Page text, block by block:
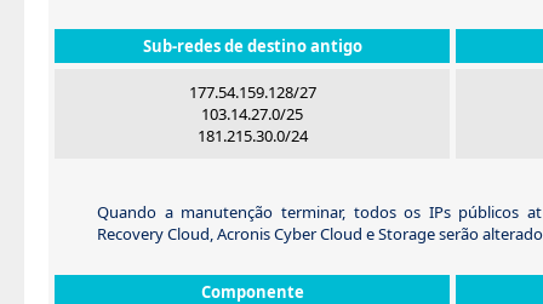
Sub-redes de destino antigo
177.54.159.128/27
103.14.27.0/25
181.215.30.0/24
Quando a manutenção terminar, todos os IPs públicos
Recovery Cloud, Acronis Cyber Cloud e Storage serão
Componente